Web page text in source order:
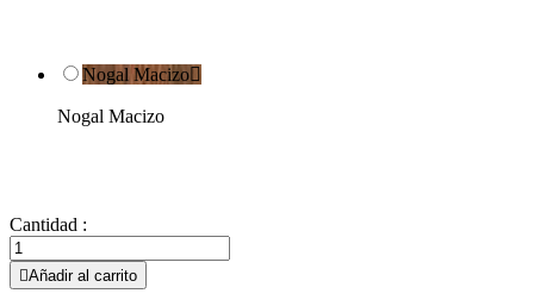
Nogal Macizo
Nogal Macizo
Cantidad :
Añadir al carrito